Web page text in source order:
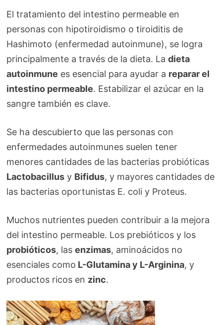
El tratamiento del intestino permeable en
personas con hipotiroidismo o tiroiditis de
Hashimoto (enfermedad autoinmune), se logra
principalmente a través de la dieta. Ladieta
autoinmune es esencial para ayudar a reparar el
intestino permeable. Estabilizar el azúcar en la
sangre también es clave.
Se ha descubierto que las personas con
enfermedades autoinmunes suelen tener
menores cantidades de las bacterias probióticas
Lactobacillus y Bifidus, y mayores cantidades de
las bacterias oportunistas E. coli y Proteus.
Muchos nutrientes pueden contribuir a la mejora
del intestino permeable. Los prebióticos y los
probióticos, lasenzimas, aminoácidos no
esenciales como L-Glutamina y L-Arginina, y
productos ricos en zinc.